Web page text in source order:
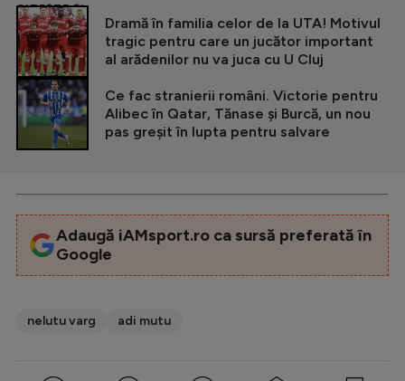
CITEȘTE ȘI
Dramă în familia celor de la UTA! Motivul
tragic pentru care un jucător important
al arădenilor nu va juca cu U Cluj
Ce fac stranierii români. Victorie pentru
Alibec în Qatar, Tănase și Burcă, un nou
pas greșit în lupta pentru salvare
Adaugă iAMsport.ro ca sursă preferată în
Google
nelutu varg adi mutu